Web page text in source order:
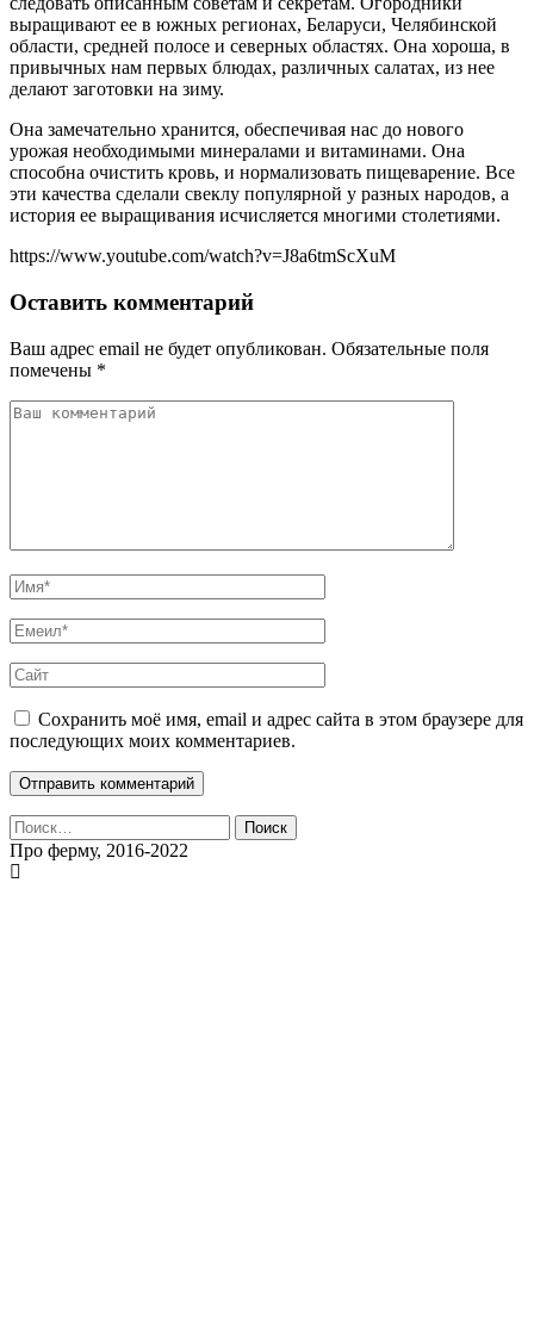
выращивают ее в южных регионах, Беларуси, Челябинской
области, средней полосе и северных областях. Она хороша, в
привычных нам первых блюдах, различных салатах, из нее
делают заготовки на зиму.
Она замечательно хранится, обеспечивая нас до нового
урожая необходимыми минералами и витаминами. Она
способна очистить кровь, и нормализовать пищеварение. Все
эти качества сделали свеклу популярной у разных народов, а
история ее выращивания исчисляется многими столетиями.
https://www.youtube.com/watch?v=J8a6tmScXuM
Оставить комментарий
Ваш адрес email не будет опубликован. Обязательные поля
помечены *
Сохранить моё имя, email и адрес сайта в этом браузере для
последующих моих комментариев.
Найти:
Про ферму, 2016-2022